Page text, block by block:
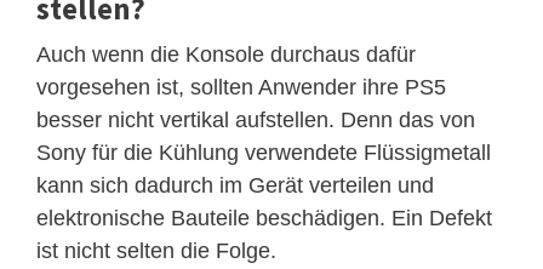
stellen?
Auch wenn die Konsole durchaus dafür
vorgesehen ist, sollten Anwender ihre PS5
besser nicht vertikal aufstellen. Denn das von
Sony für die Kühlung verwendete Flüssigmetall
kann sich dadurch im Gerät verteilen und
elektronische Bauteile beschädigen. Ein Defekt
ist nicht selten die Folge.